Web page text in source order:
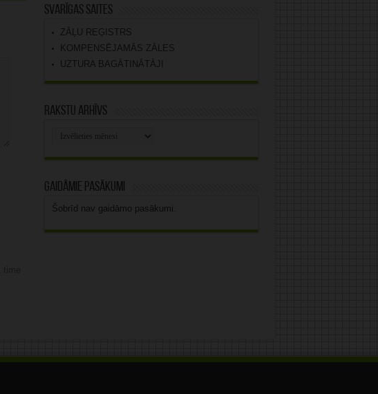
Svarīgas saites
ZĀĻU REĢISTRS
KOMPENSĒJAMĀS ZĀLES
UZTURA BAGĀTINĀTĀJI
Rakstu arhīvs
Gaidāmie pasākumi
Šobrīd nav gaidāmo pasākumi.